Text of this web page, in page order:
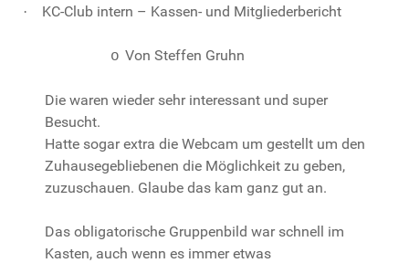
· KC-Club intern – Kassen- und Mitgliederbericht
o Von Steffen Gruhn
Die waren wieder sehr interessant und super
Besucht.
Hatte sogar extra die Webcam um gestellt um den
Zuhausegebliebenen die Möglichkeit zu geben,
zuzuschauen. Glaube das kam ganz gut an.
Das obligatorische Gruppenbild war schnell im
Kasten, auch wenn es immer etwas